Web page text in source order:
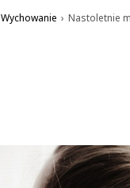
Wychowanie › Nastoletnie